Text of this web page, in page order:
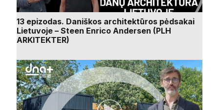
13 epizodas. Daniškos architektūros pėdsakai
Lietuvoje – Steen Enrico Andersen (PLH
ARKITEKTER)